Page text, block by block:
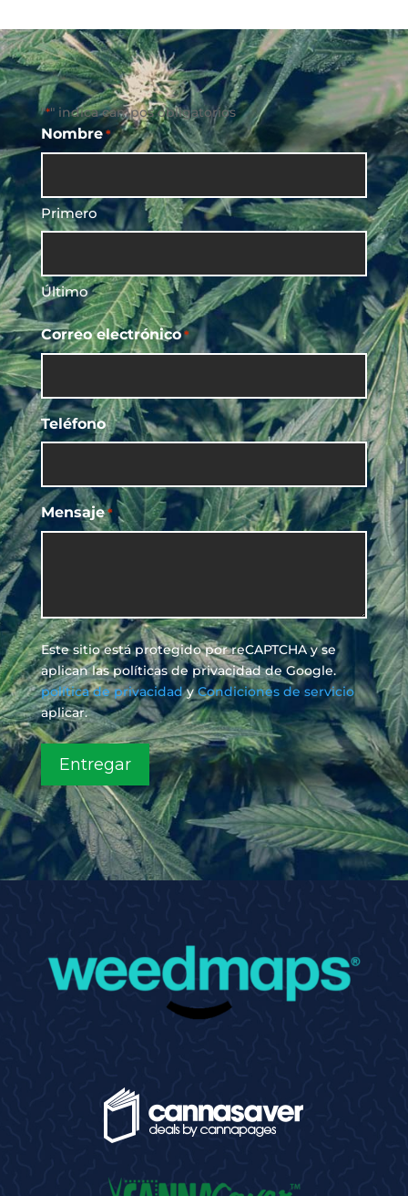
"*" indica campos obligatorios
Nombre *
Primero
Último
Correo electrónico *
Teléfono
Mensaje *
Este sitio está protegido por reCAPTCHA y se
aplican las políticas de privacidad de Google.
política de privacidadyCondiciones de servicio
aplicar.